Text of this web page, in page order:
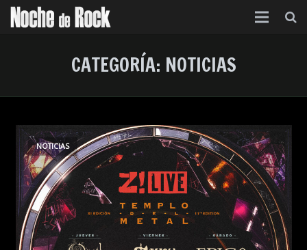
Foro
Contacto
Acerca de
CATEGORÍA: NOTICIAS
NOTICIAS